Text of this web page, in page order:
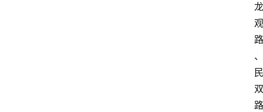
龙
观
路
、
民
双
路